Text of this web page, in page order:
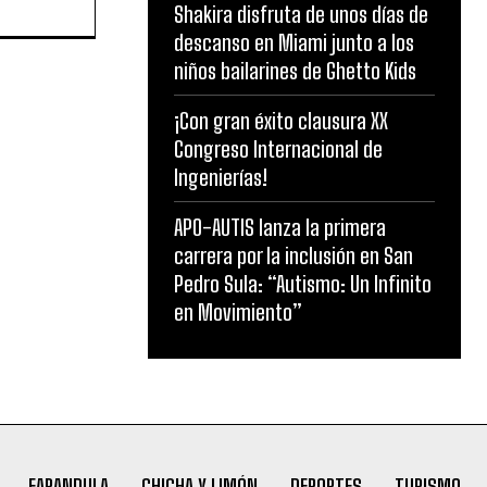
Shakira disfruta de unos días de
descanso en Miami junto a los
niños bailarines de Ghetto Kids
¡Con gran éxito clausura XX
Congreso Internacional de
Ingenierías!
APO-AUTIS lanza la primera
carrera por la inclusión en San
Pedro Sula: “Autismo: Un Infinito
en Movimiento”